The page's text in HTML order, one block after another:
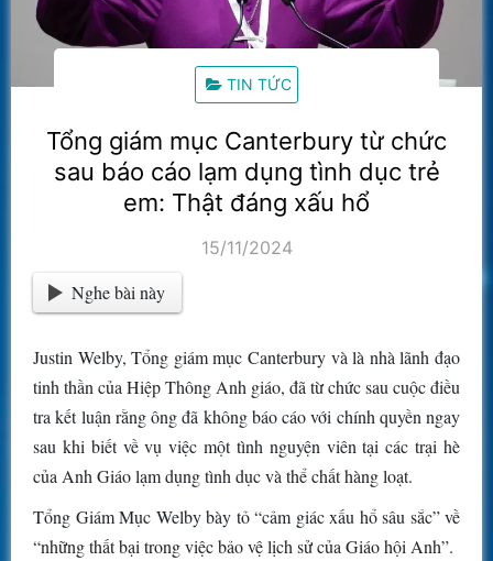
TIN TỨC
Tổng giám mục Canterbury từ chức
sau báo cáo lạm dụng tình dục trẻ
em: Thật đáng xấu hổ
15/11/2024
Nghe bài này
Justin Welby, Tổng giám mục Canterbury và là nhà lãnh đạo
tinh thần của Hiệp Thông Anh giáo, đã từ chức sau cuộc điều
tra kết luận rằng ông đã không báo cáo với chính quyền ngay
sau khi biết về vụ việc một tình nguyện viên tại các trại hè
của Anh Giáo lạm dụng tình dục và thể chất hàng loạt.
Tổng Giám Mục Welby bày tỏ “cảm giác xấu hổ sâu sắc” về
“những thất bại trong việc bảo vệ lịch sử của Giáo hội Anh”.